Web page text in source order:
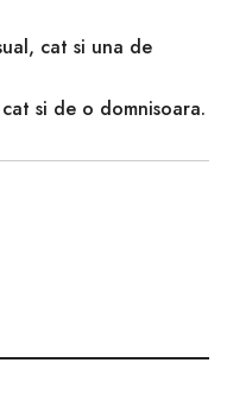
cat si una de
si de o domnisoara.